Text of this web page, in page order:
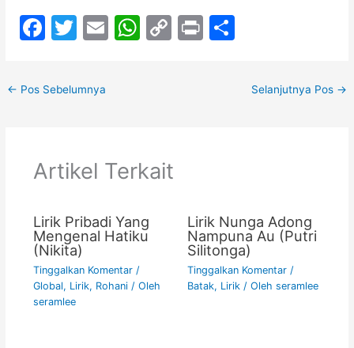
F
c
e
o
T
er
E
W
p
C
k
Pr
ar
← Pos Sebelumnya Selanjutnya Pos →
Artikel Terkait
Lirik Pribadi Yang
Mengenal Hatiku
(Nikita)
Tinggalkan Komentar /
Global, Lirik, Rohani/ Oleh
seramlee
Lirik Nunga Adong
Nampuna Au (Putri
Silitonga)
Tinggalkan Komentar /
Batak, Lirik/ Oleh seramlee